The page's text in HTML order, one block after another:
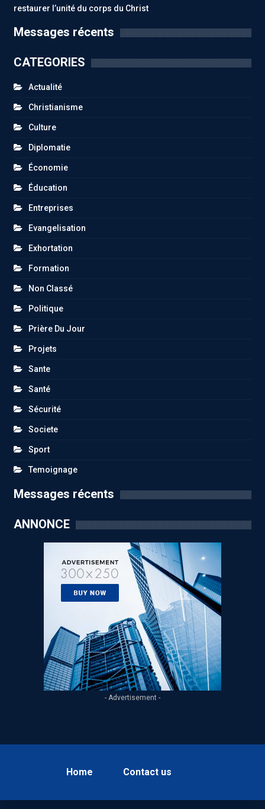
restaurer l’unité du corps du Christ
Messages récents
CATEGORIES
Actualité
Christianisme
Culture
Diplomatie
Économie
Éducation
Entreprises
Evangelisation
Exhortation
Formation
Non Classé
Politique
Prière Du Jour
Projets
Sante
Santé
Sécurité
Societe
Sport
Temoignage
Messages récents
ANNONCE
- Advertisement -
Home Contact us